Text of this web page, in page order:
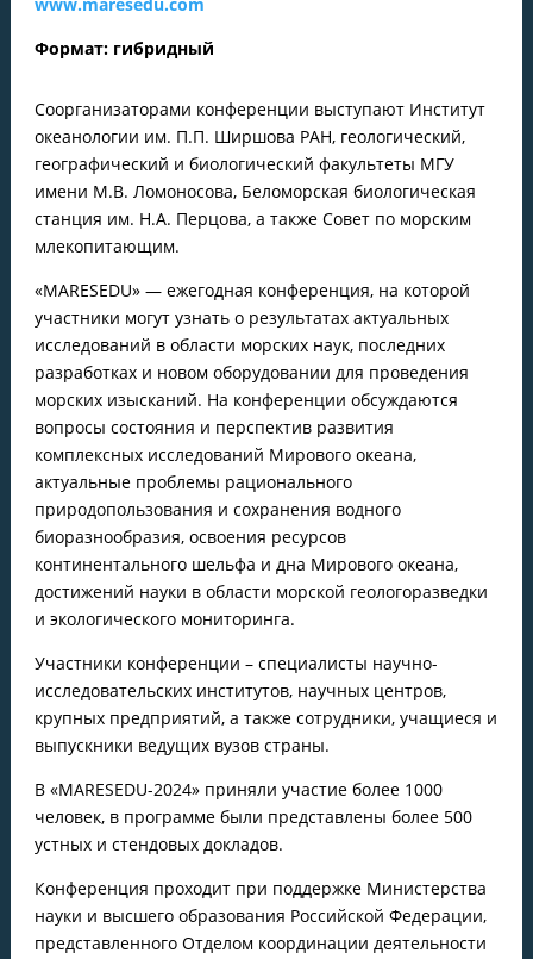
Формат: гибридный
Соорганизаторами конференции выступают Институт
океанологии им. П.П. Ширшова РАН, геологический,
географический и биологический факультеты МГУ
имени М.В. Ломоносова, Беломорская биологическая
станция им. Н.А. Перцова, а также Совет по морским
млекопитающим.
«MARESEDU» — ежегодная конференция, на которой
участники могут узнать о результатах актуальных
исследований в области морских наук, последних
разработках и новом оборудовании для проведения
морских изысканий. На конференции обсуждаются
вопросы состояния и перспектив развития
комплексных исследований Мирового океана,
актуальные проблемы рационального
природопользования и сохранения водного
биоразнообразия, освоения ресурсов
континентального шельфа и дна Мирового океана,
достижений науки в области морской геологоразведки
и экологического мониторинга.
Участники конференции – специалисты научно-
исследовательских институтов, научных центров,
крупных предприятий, а также сотрудники, учащиеся и
выпускники ведущих вузов страны.
В «MARESEDU-2024» приняли участие более 1000
человек, в программе были представлены более 500
устных и стендовых докладов.
Конференция проходит при поддержке Министерства
науки и высшего образования Российской Федерации,
представленного Отделом координации деятельности